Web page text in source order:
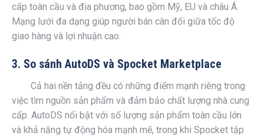
cấp toàn cầu và địa phương, bao gồm Mỹ, EU và châu Á.
Mạng lưới đa dạng giúp người bán cân đối giữa tốc độ
giao hàng và lợi nhuận cao.
3. So sánh AutoDS và Spocket Marketplace
Cả hai nền tảng đều có những điểm mạnh riêng trong
việc tìm nguồn sản phẩm và đảm bảo chất lượng nhà cung
cấp. AutoDS nổi bật với số lượng sản phẩm toàn cầu lớn
và khả năng tự động hóa mạnh mẽ, trong khi Spocket tập